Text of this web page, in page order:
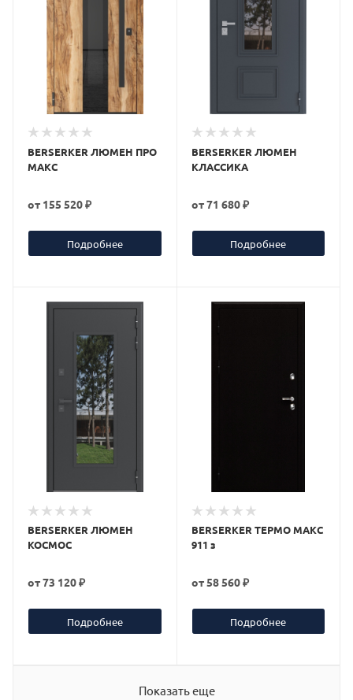
BERSERKER ЛЮМЕН ПРО
МАКС
от 155 520 ₽
Подробнее
BERSERKER ЛЮМЕН
КЛАССИКА
от71 680 ₽
Подробнее
BERSERKER ЛЮМЕН
КОСМОС
от73 120 ₽
Подробнее
BERSERKER ТЕРМО МАКС
911 з
от58 560 ₽
Подробнее
Показать еще